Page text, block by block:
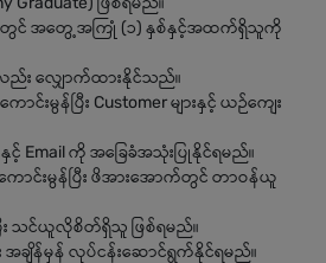
င်းတွင် အတွေ့အကြုံ (၁) နှစ်နှင့်အထက်ရှိသူကို
လည်း လျှောက်ထားနိုင်သည်။
ာင်းမွန်ပြီး Customer များနှင့် ယဉ်ကျေး
နှင့် Email ကို အခြေခံအသုံးပြုနိုင်ရမည်။
ကောင်းမွန်ပြီး ဖိအားအောက်တွင် တာဝန်ယူ
ြီး သင်ယူလိုစိတ်ရှိသူ ဖြစ်ရမည်။
အချိန်မှန် လုပ်ငန်းဆောင်ရွက်နိုင်ရမည်။